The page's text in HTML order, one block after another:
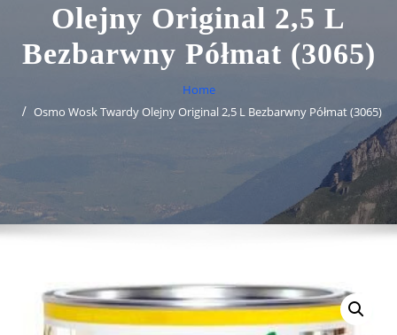
Olejny Original 2,5 L
Bezbarwny Półmat (3065)
Home
Osmo Wosk Twardy Olejny Original 2,5 L Bezbarwny Półmat (3065)